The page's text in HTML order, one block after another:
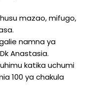
mazao, mifugo,
namna ya
Anastasia.
katika uchumi
100 ya chakula